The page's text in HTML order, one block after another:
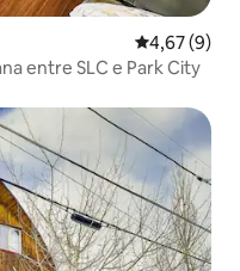
4,67 de uma
4,67 (9)
entre SLC e Park City